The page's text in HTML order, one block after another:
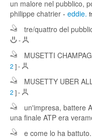
un malore nel pubblico,
philippe chatrier - eddie.
tre/quattro del
-
MUSETTI
2 ]-
MUSETTY UBER
2 ]-
un'impresa, battere
una finale ATP era
e come lo ha